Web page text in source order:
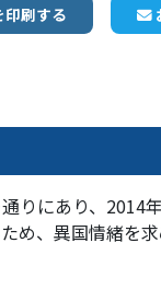
印刷する
りにあり、2014
め、異国情緒を求